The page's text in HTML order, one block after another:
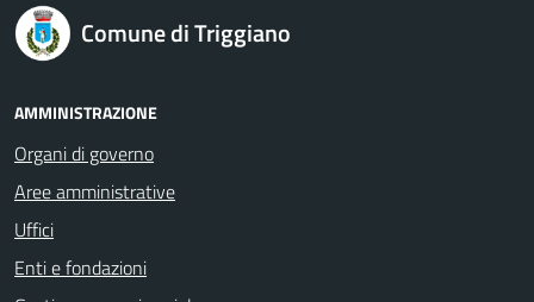
Comune di Triggiano
AMMINISTRAZIONE
Organi di governo
Aree amministrative
Uffici
Enti e fondazioni